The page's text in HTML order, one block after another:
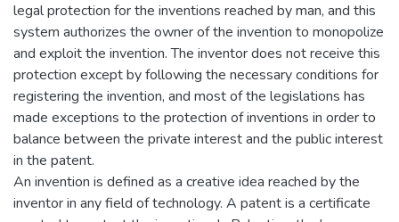
legal protection for the inventions reached by man, and this
system authorizes the owner of the invention to monopolize
and exploit the invention. The inventor does not receive this
protection except by following the necessary conditions for
registering the invention, and most of the legislations has
made exceptions to the protection of inventions in order to
balance between the private interest and the public interest
in the patent.
An invention is defined as a creative idea reached by the
inventor in any field of technology. A patent is a certificate